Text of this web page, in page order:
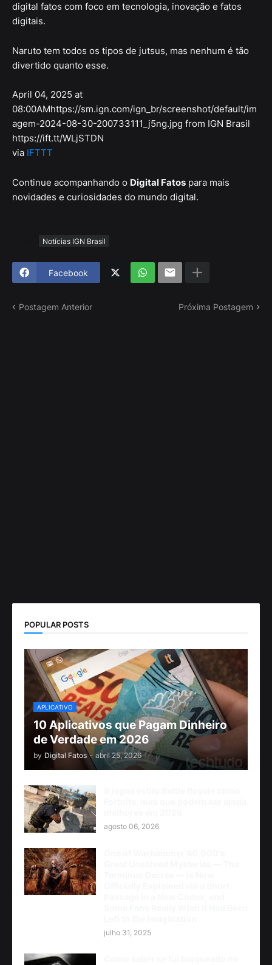
digital fatos com foco em tecnologia, inovação e fatos
digitais.
Naruto tem todos os tipos de jutsus, mas nenhum é tão
divertido quanto esse.
April 04, 2025 at
08:00AMhttps://sm.ign.com/ign_br/screenshot/default/im
agem-2024-08-30-200733111_j5ng.jpg from IGN Brasil
https://ift.tt/WLjSTDN
via IFTTT
Continue acompanhando o Digital Fatos para mais
novidades e curiosidades do mundo digital.
Notícias IGN Brasil
Facebook
Postagem Anterior Próxima Postagem
POPULAR POSTS
APLICATIVO
10 Aplicativos que Pagam Dinheiro
de Verdade em 2026
by Digital Fatos - abril 25, 2026
agosto 06, 2026
julho 31, 2025